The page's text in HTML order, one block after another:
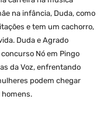
na infância, Duda, como
e tem um cachorro,
Duda e Agrado
Nó em Pingo
da Voz, enfrentando
podem chegar
homens.